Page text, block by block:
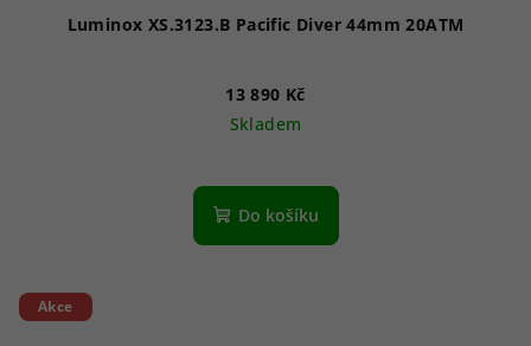
Luminox XS.3123.B Pacific Diver 44mm 20ATM
13 890 Kč
Skladem
Do košíku
Akce